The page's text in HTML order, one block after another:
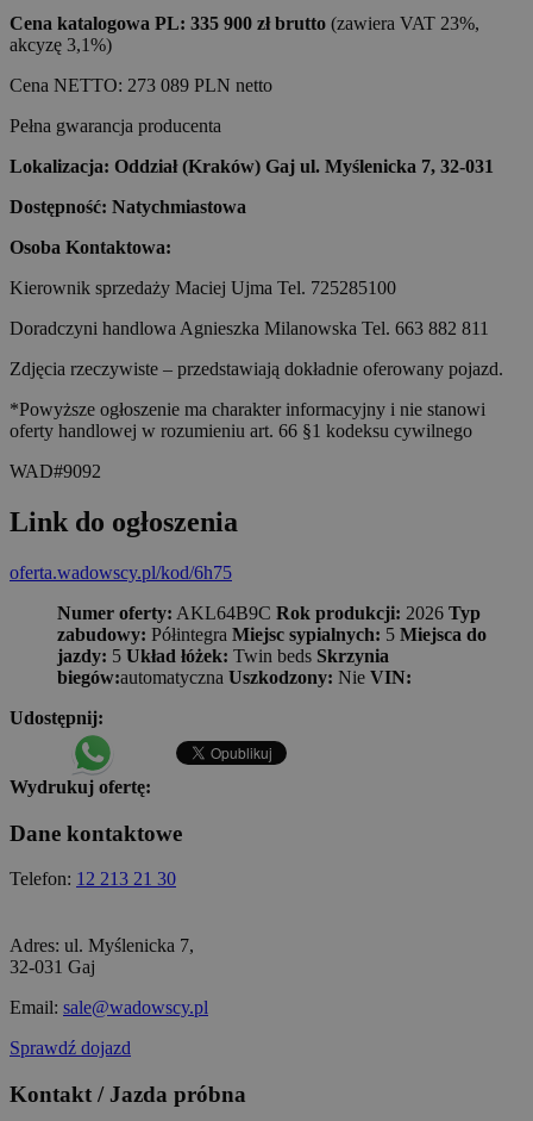
Cena katalogowa PL: 335 900 zł brutto (zawiera VAT 23%,
akcyzę 3,1%)
Cena NETTO: 273 089 PLN netto
Pełna gwarancja producenta
Lokalizacja: Oddział (Kraków) Gaj ul. Myślenicka 7, 32-031
Dostępność: Natychmiastowa
Osoba Kontaktowa:
Kierownik sprzedaży Maciej Ujma Tel. 725285100
Doradczyni handlowa Agnieszka Milanowska Tel. 663 882 811
Zdjęcia rzeczywiste – przedstawiają dokładnie oferowany pojazd.
*Powyższe ogłoszenie ma charakter informacyjny i nie stanowi
oferty handlowej w rozumieniu art. 66 §1 kodeksu cywilnego
WAD#9092
Link do ogłoszenia
oferta.wadowscy.pl/kod/6h75
Numer oferty: AKL64B9C Rok produkcji: 2026 Typ
zabudowy: Półintegra Miejsc sypialnych: 5 Miejsca do
jazdy: 5 Układ łóżek: Twin beds Skrzynia
biegów:automatyczna Uszkodzony: Nie VIN:
Udostępnij:
Wydrukuj ofertę:
Dane kontaktowe
Telefon: 12 213 21 30
Adres: ul. Myślenicka 7,
32-031 Gaj
Email: sale@wadowscy.pl
Sprawdź dojazd
Kontakt / Jazda próbna